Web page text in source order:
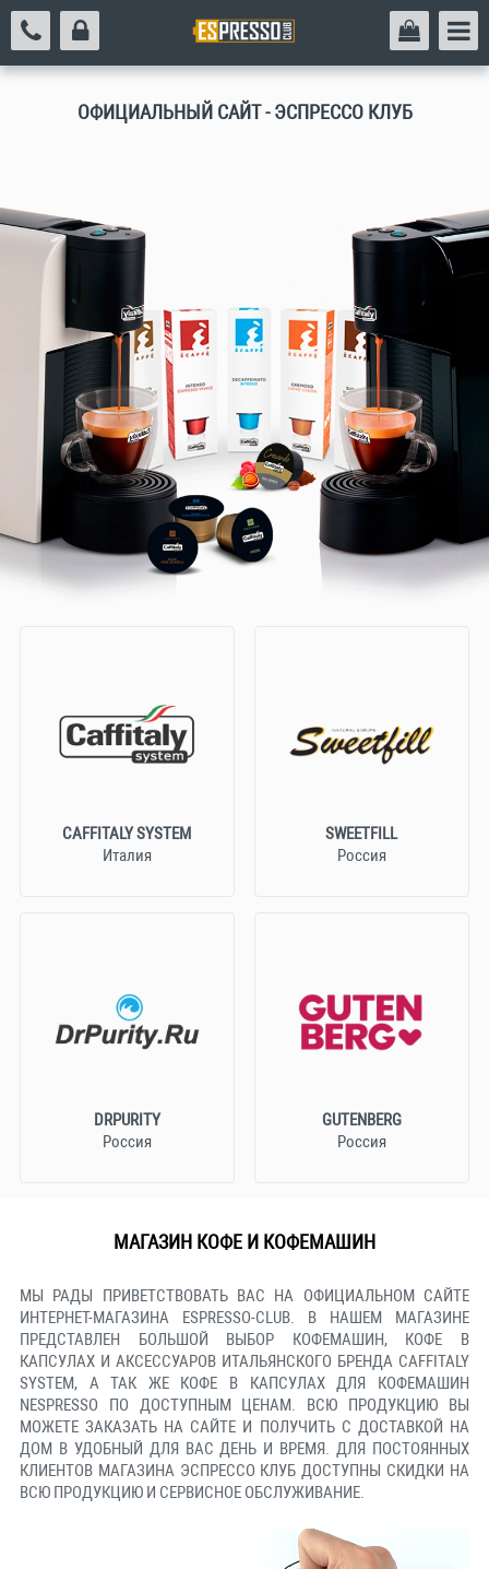
ОФИЦИАЛЬНЫЙ САЙТ - ЭСПРЕССО КЛУБ
CAFFITALY SYSTEM
Италия
SWEETFILL
Россия
DRPURITY
Россия
GUTENBERG
Россия
МАГАЗИН КОФЕ И КОФЕМАШИН
МЫ РАДЫ ПРИВЕТСТВОВАТЬ ВАС НА ОФИЦИАЛЬНОМ САЙТЕ
ИНТЕРНЕТ-МАГАЗИНА ESPRESSO-CLUB. В НАШЕМ МАГАЗИНЕ
ПРЕДСТАВЛЕН БОЛЬШОЙ ВЫБОР КОФЕМАШИН, КОФЕ В
КАПСУЛАХ И АКСЕССУАРОВ ИТАЛЬЯНСКОГО БРЕНДА CAFFITALY
SYSTEM, А ТАК ЖЕ КОФЕ В КАПСУЛАХ ДЛЯ КОФЕМАШИН
NESPRESSO ПО ДОСТУПНЫМ ЦЕНАМ. ВСЮ ПРОДУКЦИЮ ВЫ
МОЖЕТЕ ЗАКАЗАТЬ НА САЙТЕ И ПОЛУЧИТЬ С ДОСТАВКОЙ НА
ДОМ В УДОБНЫЙ ДЛЯ ВАС ДЕНЬ И ВРЕМЯ. ДЛЯ ПОСТОЯННЫХ
КЛИЕНТОВ МАГАЗИНА ЭСПРЕССО КЛУБ ДОСТУПНЫ СКИДКИ НА
ВСЮ ПРОДУКЦИЮ И СЕРВИСНОЕ ОБСЛУЖИВАНИЕ.